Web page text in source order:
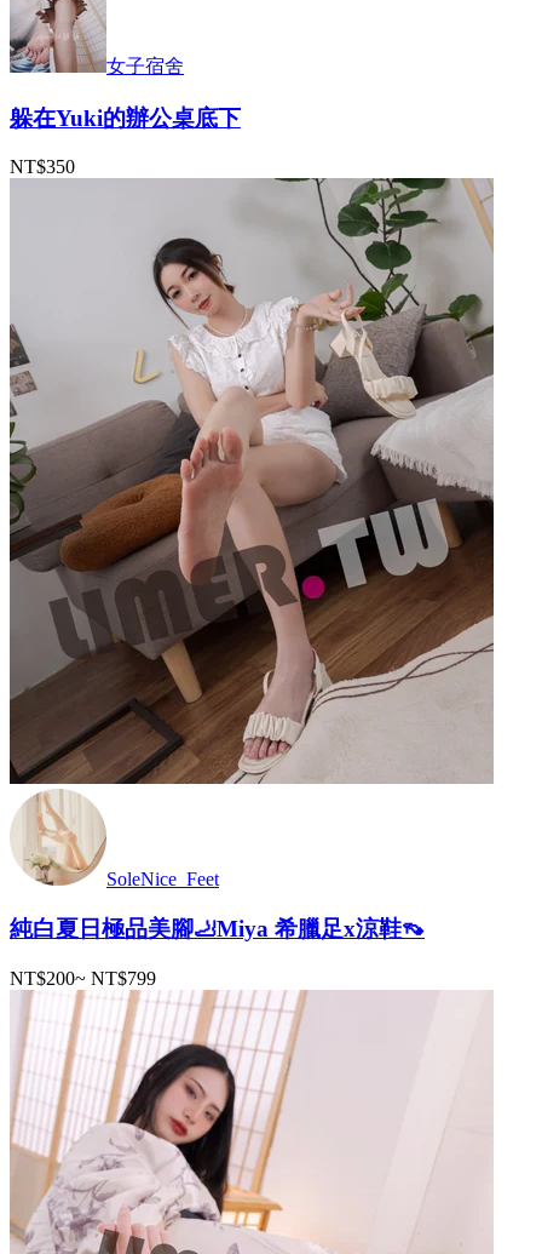
女子宿舍
躲在Yuki的辦公桌底下
NT$350
SoleNice_Feet
純白夏日極品美腳🦶Miya 希臘足x涼鞋👡
NT$200~ NT$799